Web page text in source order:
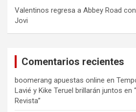
Valentinos regresa a Abbey Road
Jovi
Comentarios recientes
boomerang apuestas online en
Lavié y Kike Teruel brillarán juntos en
Revista”